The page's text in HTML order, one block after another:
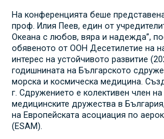
На конференцията беше
проф. Илия Пеев, един от
Океана с любов, вяра и надежда”,
обявеното от ООН Десетилетие на
интерес на устойчивото развитие
годишнината на Българското
морска и космическа медицина.
г. Сдружението е колективен член
медицинските дружества в
на Европейската асоциация по
(ESAM).